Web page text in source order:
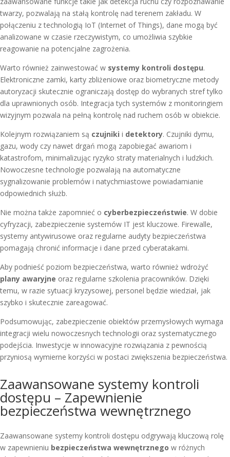
twarzy, pozwalają na stałą kontrolę nad terenem zakładu. W
połączeniu z technologią IoT (Internet of Things), dane mogą być
analizowane w czasie rzeczywistym, co umożliwia szybkie
reagowanie na potencjalne zagrożenia.
Warto również zainwestować w systemy kontroli dostępu.
Elektroniczne zamki, karty zbliżeniowe oraz biometryczne metody
autoryzacji skutecznie ograniczają dostęp do wybranych stref tylko
dla uprawnionych osób. Integracja tych systemów z monitoringiem
wizyjnym pozwala na pełną kontrolę nad ruchem osób w obiekcie.
Kolejnym rozwiązaniem są czujniki i detektory. Czujniki dymu,
gazu, wody czy nawet drgań mogą zapobiegać awariom i
katastrofom, minimalizując ryzyko straty materialnych i ludzkich.
Nowoczesne technologie pozwalają na automatyczne
sygnalizowanie problemów i natychmiastowe powiadamianie
odpowiednich służb.
Nie można także zapomnieć o cyberbezpieczeństwie. W dobie
cyfryzacji, zabezpieczenie systemów IT jest kluczowe. Firewalle,
systemy antywirusowe oraz regularne audyty bezpieczeństwa
pomagają chronić informacje i dane przed cyberatakami.
Aby podnieść poziom bezpieczeństwa, warto również wdrożyć
plany awaryjne oraz regularne szkolenia pracowników. Dzięki
temu, w razie sytuacji kryzysowej, personel będzie wiedział, jak
szybko i skutecznie zareagować.
Podsumowując, zabezpieczenie obiektów przemysłowych wymaga
integracji wielu nowoczesnych technologii oraz systematycznego
podejścia. Inwestycje w innowacyjne rozwiązania z pewnością
przyniosą wymierne korzyści w postaci zwiększenia bezpieczeństwa.
Zaawansowane systemy kontroli
dostępu – Zapewnienie
bezpieczeństwa wewnętrznego
Zaawansowane systemy kontroli dostępu odgrywają kluczową rolę
w zapewnieniu bezpieczeństwa wewnętrznego w różnych